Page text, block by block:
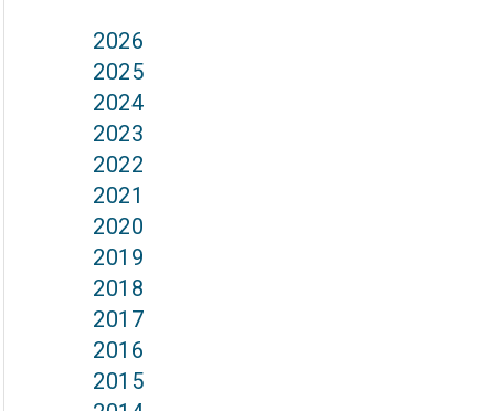
2026
2025
2024
2023
2022
2021
2020
2019
2018
2017
2016
2015